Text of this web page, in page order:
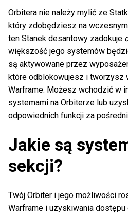
Orbitera nie należy mylić ze
który zdobędziesz na
ten Stanek desantowy zadokuje
większość jego systemów
są aktywowane przez
które odblokowujesz i tworzysz
Warframe. Możesz wchodzić w
systemami na Orbiterze lub
odpowiednich funkcji za
Jakie są
sekcji?
Twój Orbiter i jego możliwości
Warframe i uzyskiwania